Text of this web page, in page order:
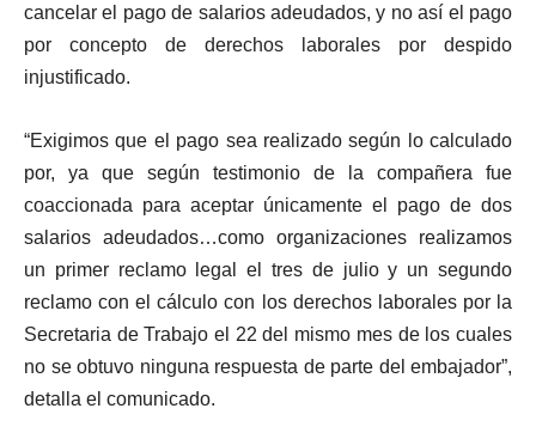
cancelar el pago de salarios adeudados, y no así el pago
por concepto de derechos laborales por despido
injustificado.
“Exigimos que el pago sea realizado según lo calculado
por, ya que según testimonio de la compañera fue
coaccionada para aceptar únicamente el pago de dos
salarios adeudados…como organizaciones realizamos
un primer reclamo legal el tres de julio y un segundo
reclamo con el cálculo con los derechos laborales por la
Secretaria de Trabajo el 22 del mismo mes de los cuales
no se obtuvo ninguna respuesta de parte del embajador”,
detalla el comunicado.